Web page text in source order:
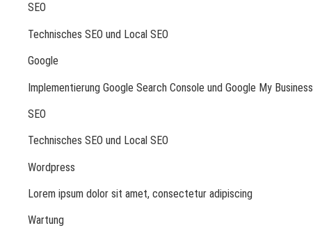
SEO
Technisches SEO und Local SEO
Google
Implementierung Google Search Console und Google My Business
SEO
Technisches SEO und Local SEO
Wordpress
Lorem ipsum dolor sit amet, consectetur adipiscing
Wartung